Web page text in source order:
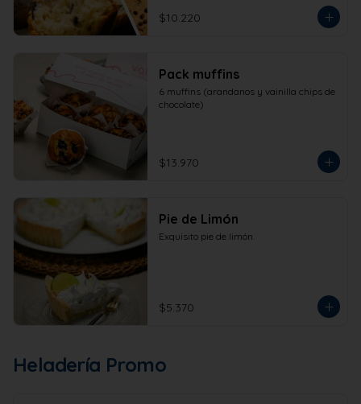
$10.220
Pack muffins
6 muffins (arandanos y vainilla chips de
chocolate)
$13.970
Pie de Limón
Exquisito pie de limón.
$5.370
Heladería Promo